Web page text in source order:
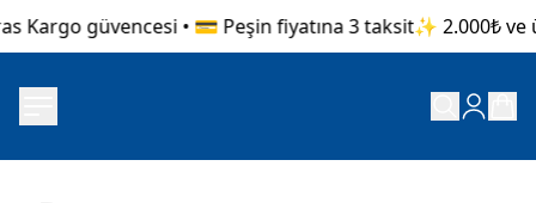
Kargo güvencesi • 💳 Peşin fiyatına 3 taksit✨ 2.000₺ ve